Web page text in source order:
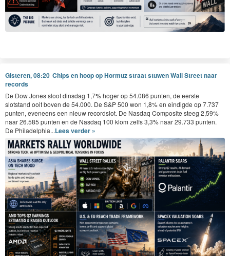
Gisteren, 08:20 Chips en hoop op Hormuz straat stuwen Wall Street naar
records
De Dow Jones sloot dinsdag 1,7% hoger op 54.086 punten, de eerste
slotstand ooit boven de 54.000. De S&P 500 won 1,8% en eindigde op 7.737
punten, eveneens een nieuw recordslot. De Nasdaq Composite steeg 2,59%
naar 26.585 punten en de Nasdaq 100 klom zelfs 3,3% naar 29.733 punten.
De Philadelphia...Lees verder »